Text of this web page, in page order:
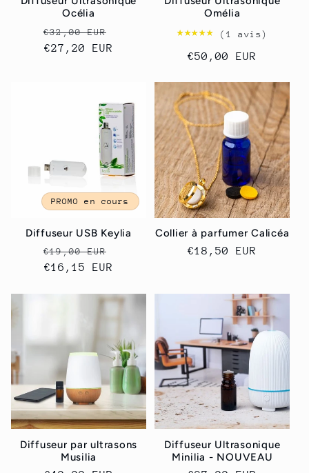
Océlia
Prix
habituel
€32,00 EUR
€27,20 EUR
Omélia
★★★★★
★★★★★ (1 avis)
Prix
€50,00 EUR
PROMO en cours
Diffuseur USB Keylia
Prix
habituel
€19,00 EUR
€16,15 EUR
Collier à parfumer Calicéa
Prix
€18,50 EUR
Diffuseur par ultrasons
Musilia
Diffuseur Ultrasonique
Minilia - NOUVEAU